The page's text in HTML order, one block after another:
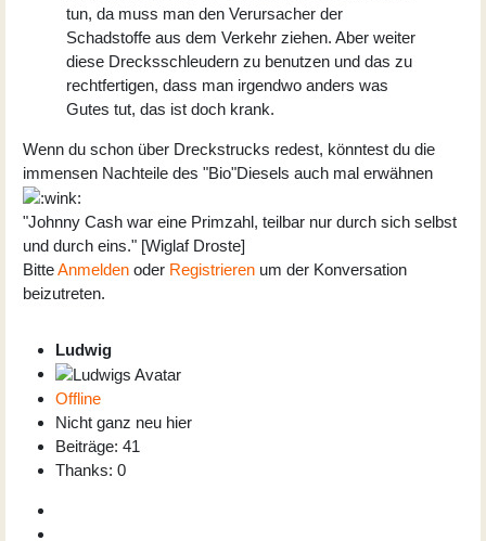
tun, da muss man den Verursacher der
Schadstoffe aus dem Verkehr ziehen. Aber weiter
diese Drecksschleudern zu benutzen und das zu
rechtfertigen, dass man irgendwo anders was
Gutes tut, das ist doch krank.
Wenn du schon über Dreckstrucks redest, könntest du die
immensen Nachteile des "Bio"Diesels auch mal erwähnen
"Johnny Cash war eine Primzahl, teilbar nur durch sich selbst
und durch eins." [Wiglaf Droste]
BitteAnmelden oder Registrieren um der Konversation
beizutreten.
Ludwig
Offline
Nicht ganz neu hier
Beiträge: 41
Thanks: 0